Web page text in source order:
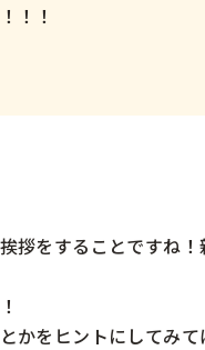
！！
拶をすることですね
かをヒントにしてみて